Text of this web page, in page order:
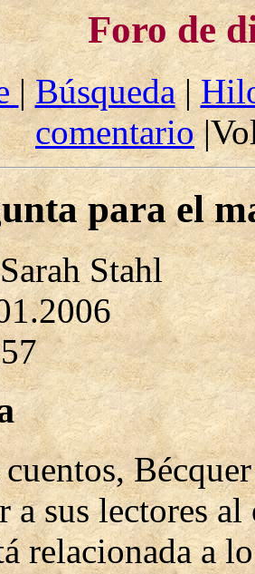
Foro de
|Búsqueda|
comentario
para el
Sarah Stahl
a sus lectores
relacionada a